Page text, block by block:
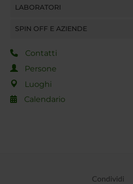
LABORATORI
SPIN OFF E AZIENDE
Contatti
Persone
Luoghi
Calendario
Condividi